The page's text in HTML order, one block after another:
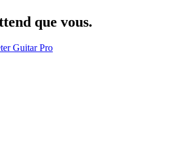
que vous.
Guitar Pro